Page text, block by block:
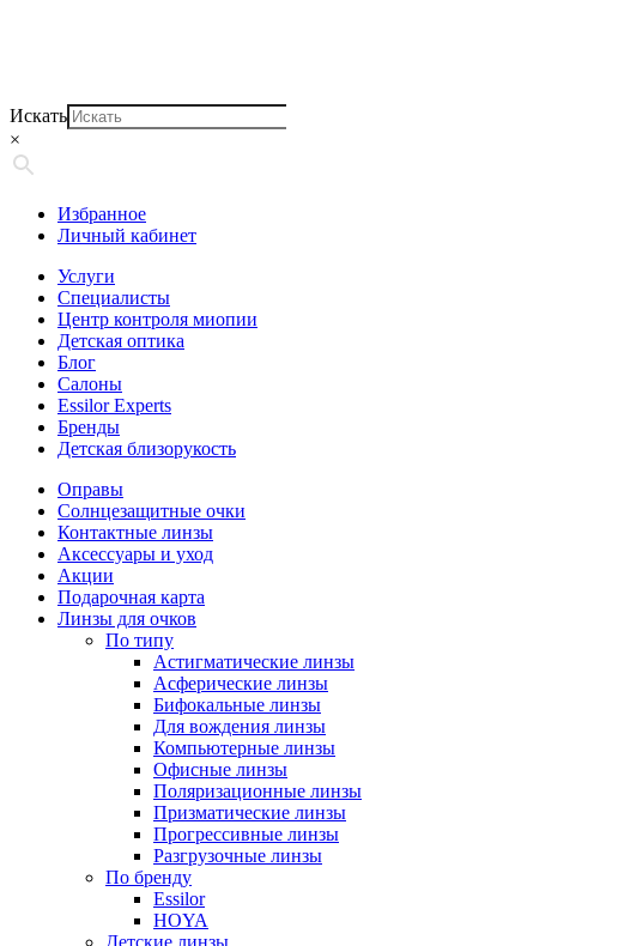
Искать
×
Избранное
Личный кабинет
Услуги
Специалисты
Центр контроля миопии
Детская оптика
Блог
Салоны
Essilor Experts
Бренды
Детская близорукость
Оправы
Солнцезащитные очки
Контактные линзы
Аксессуары и уход
Акции
Подарочная карта
Линзы для очков
По типу
Астигматические линзы
Асферические линзы
Бифокальные линзы
Для вождения линзы
Компьютерные линзы
Офисные линзы
Поляризационные линзы
Призматические линзы
Прогрессивные линзы
Разгрузочные линзы
По бренду
Essilor
HOYA
Детские линзы